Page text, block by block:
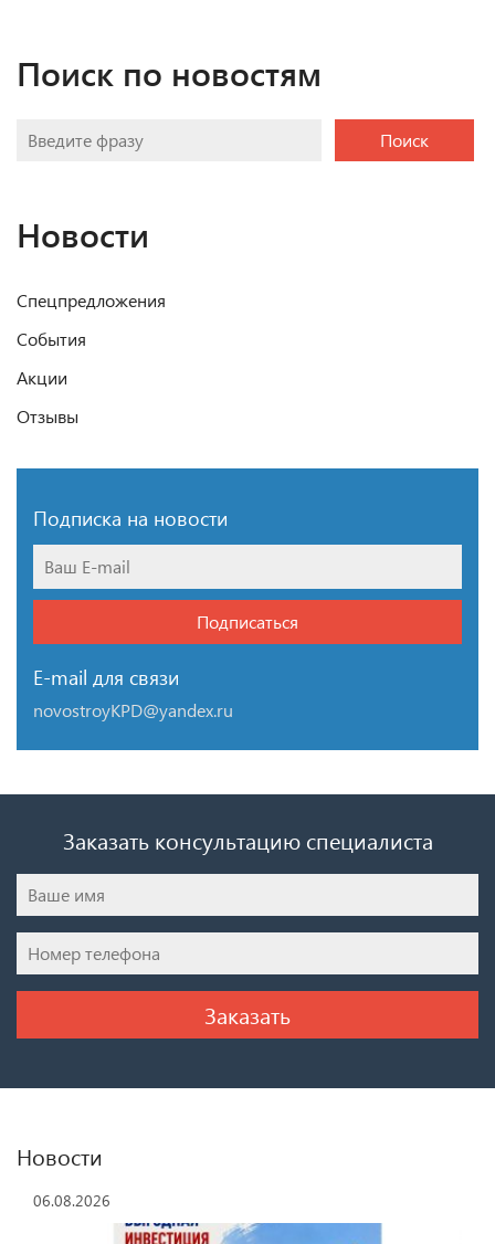
Поиск по новостям
Поиск
Новости
Спецпредложения
События
Акции
Отзывы
Подписка на новости
Подписаться
E-mail для связи
novostroyKPD@yandex.ru
Заказать консультацию специалиста
Новости
06.08.2026